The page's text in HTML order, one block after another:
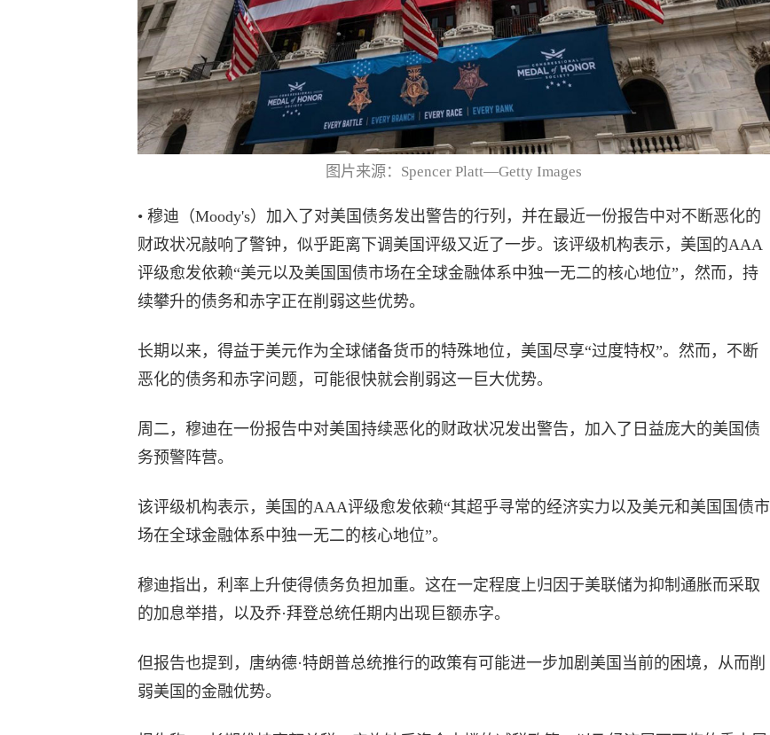
图片来源：Spencer Platt—Getty Images
• 穆迪（Moody's）加入了对美国债务发出警告的行列，并在最近一份报告中对不断恶化的
财政状况敲响了警钟，似乎距离下调美国评级又近了一步。该评级机构表示，美国的AAA
评级愈发依赖“美元以及美国国债市场在全球金融体系中独一无二的核心地位”，然而，持
续攀升的债务和赤字正在削弱这些优势。
长期以来，得益于美元作为全球储备货币的特殊地位，美国尽享“过度特权”。然而，不断
恶化的债务和赤字问题，可能很快就会削弱这一巨大优势。
周二，穆迪在一份报告中对美国持续恶化的财政状况发出警告，加入了日益庞大的美国债
务预警阵营。
该评级机构表示，美国的AAA评级愈发依赖“其超乎寻常的经济实力以及美元和美国国债市
场在全球金融体系中独一无二的核心地位”。
穆迪指出，利率上升使得债务负担加重。这在一定程度上归因于美联储为抑制通胀而采取
的加息举措，以及乔·拜登总统任期内出现巨额赤字。
但报告也提到，唐纳德·特朗普总统推行的政策有可能进一步加剧美国当前的困境，从而削
弱美国的金融优势。